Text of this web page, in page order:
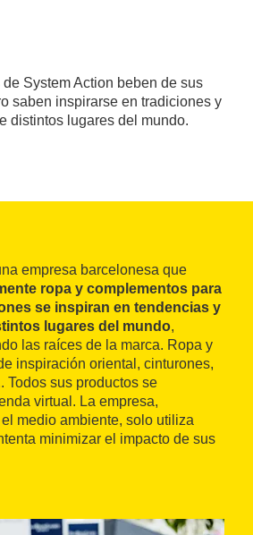
de System Action beben de sus
saben inspirarse en tradiciones y
distintos lugares del mundo.
empresa barcelonesa que
ropa y complementos para
se inspiran en tendencias y
lugares del mundo,
las raíces de la marca. Ropa y
inspiración oriental, cinturones,
Todos sus productos se
virtual. La empresa,
medio ambiente, solo utiliza
minimizar el impacto de sus